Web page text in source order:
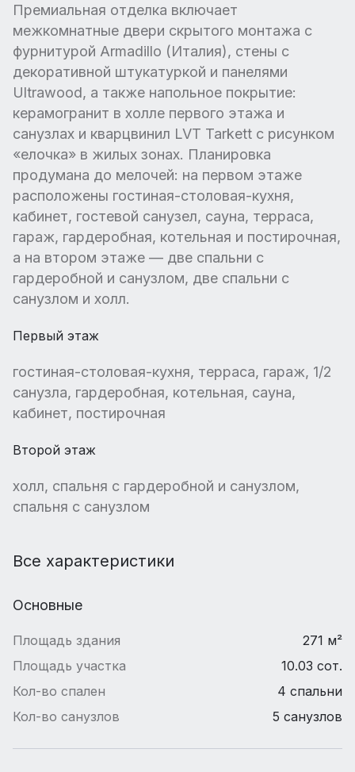
Премиальная отделка включает
межкомнатные двери скрытого монтажа с
фурнитурой Armadillo (Италия), стены с
декоративной штукатуркой и панелями
Ultrawood, а также напольное покрытие:
керамогранит в холле первого этажа и
санузлах и кварцвинил LVT Tarkett с рисунком
«елочка» в жилых зонах. Планировка
продумана до мелочей: на первом этаже
расположены гостиная-столовая-кухня,
кабинет, гостевой санузел, сауна, терраса,
гараж, гардеробная, котельная и постирочная,
а на втором этаже — две спальни с
гардеробной и санузлом, две спальни с
санузлом и холл.
Первый этаж
гостиная-столовая-кухня, терраса, гараж, 1/2
санузла, гардеробная, котельная, сауна,
кабинет, постирочная
Второй этаж
холл, спальня с гардеробной и санузлом,
спальня с санузлом
Все характеристики
Основные
Площадь здания
271 м²
Площадь участка
10.03 сот.
Кол-во спален
4 спальни
Кол-во санузлов
5 санузлов